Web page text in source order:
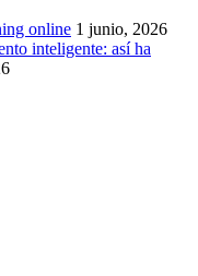
online 1 junio, 2026
inteligente: así ha